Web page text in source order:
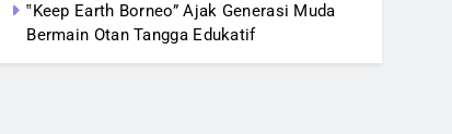
‟Keep Earth Borneo” Ajak Generasi Muda
Bermain Otan Tangga Edukatif